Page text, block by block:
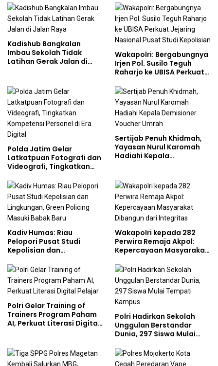
Pengelolaan Limbah
Berjalan Optimal
Kadishub Bangkalan
Imbau Sekolah Tidak
Latihan Gerak Jalan di
Wakapolri: Bergabungnya
Irjen Pol. Susilo Teguh
Raharjo ke UBISA Perkuat
Studi Kepolisian
Polda Jatim Gelar
Latkatpuan Fotografi dan
Videografi, Tingkatkan
Era Digital
Sertijab Penuh Khidmah,
Yayasan Nurul Karomah
Hadiahi Kepala
Kadiv Humas: Riau
Pelopori Pusat Studi
Kepolisian dan
Policing Masuki Babak
Baru
Wakapolri kepada 282
Perwira Remaja Akpol:
Kepercayaan Masyarakat
Polri Gelar Training of
Trainers Program Paham
AI, Perkuat Literasi Digital
Polri Hadirkan Sekolah
Unggulan Berstandar
Dunia, 297 Siswa Mulai